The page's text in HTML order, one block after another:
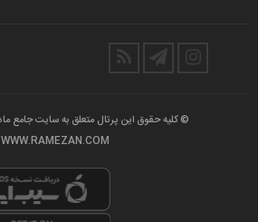
© کلیه حقوق این پرتال متعلق به سایت جامع
WWW.RAMEZAN.COM